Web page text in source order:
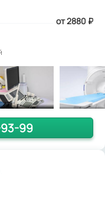
от 2880 ₽
93-99